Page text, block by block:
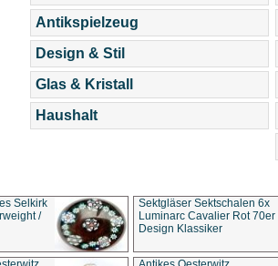
Antikspielzeug
Design & Stil
Glas & Kristall
Haushalt
Selkirk
/
Sektgläser Sektschalen 6x
Luminarc Cavalier Rot 70er
Design Klassiker